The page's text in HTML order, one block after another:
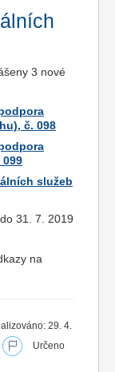
3 nové
č. 098
služeb
31. 7. 2019
na
29. 4.
Určeno